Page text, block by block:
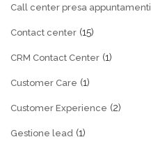
Call center presa appuntamenti
Contact center (15)
CRM Contact Center (1)
Customer Care (1)
Customer Experience (2)
Gestione lead (1)